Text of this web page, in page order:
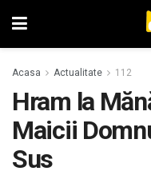
Acasa Actualitate 112
Hram la
Maicii
Sus